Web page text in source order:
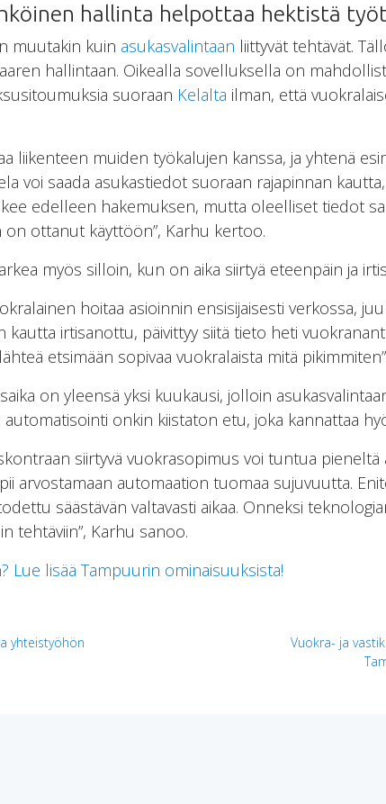
hallinta helpottaa hektistä
muutakin kuin asukasvalintaan liittyvät tehtävät.
hallintaan. Oikealla sovelluksella on
suoraan Kelalta ilman, että
liikenteen muiden työkalujen kanssa, ja yhtenä
voi saada asukastiedot suoraan rajapinnan
edelleen hakemuksen, mutta oleelliset tiedot
ottanut käyttöön”, Karhu kertoo.
myös silloin, kun on aika siirtyä eteenpäin ja
hoitaa asioinnin ensisijaisesti verkossa,
irtisanottu, päivittyy siitä tieto heti
etsimään sopivaa vuokralaista mitä
on yleensä yksi kuukausi, jolloin
automatisointi onkin kiistaton etu, joka kannattaa
siirtyvä vuokrasopimus voi tuntua pieneltä
arvostamaan automaation tuomaa sujuvuutta.
säästävän valtavasti aikaa. Onneksi
tehtäviin”, Karhu sanoo.
Lue lisää Tampuurin ominaisuuksista!
yhteistyöhön
Vuokra- ja